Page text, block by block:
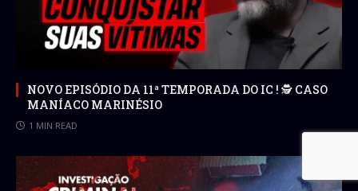
NOVO EPISÓDIO DA 11ª TEMPORADA DO IC ! 🕵 CASO
MANÍACO MARINÉSIO
1 MIN READ